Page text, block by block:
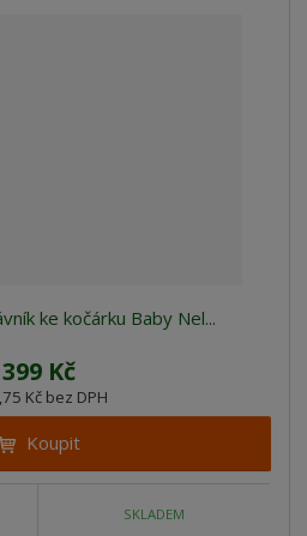
ke kočárku Baby Nel...
399 Kč
Kč bez DPH
Koupit
SKLADEM